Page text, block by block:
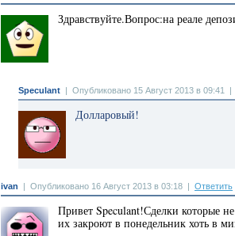
Здравствуйте.Вопрос:на реале
Speculant | Опубликовано 15 Август 2013 в 09:41
Долларовый!
ivan | Опубликовано 16 Август 2013 в 03:18 | Ответить
Привет Speculant!Сделки которые
их закроют в понедельник хоть в